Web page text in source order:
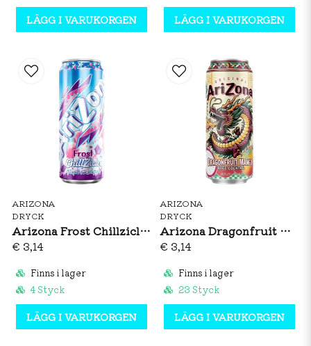
LÄGG I VARUKORGEN LÄGG I VARUKORGEN
ARIZONA
DRYCK
Arizona Frost Chillzicle 650ml
€ 3,14
Finns i lager
4 Styck
LÄGG I VARUKORGEN
ARIZONA
DRYCK
Arizona Dragonfruit Mango 650ml
€ 3,14
Finns i lager
23 Styck
LÄGG I VARUKORGEN